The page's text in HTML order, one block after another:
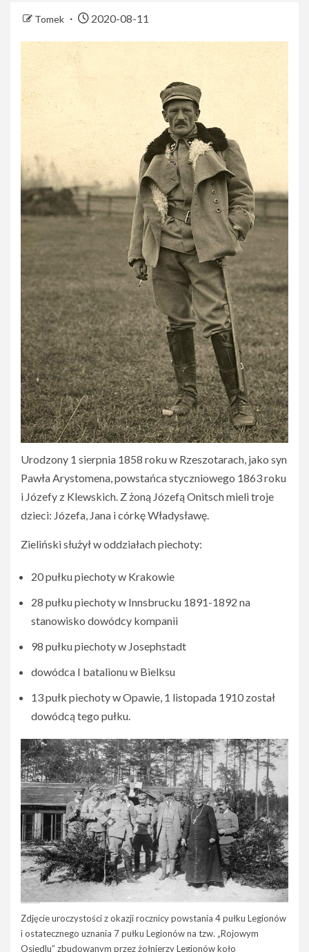
Tomek 2020-08-11
Urodzony 1 sierpnia 1858 roku w Rzeszotarach, jako syn
Pawła Arystomena, powstańca styczniowego 1863 roku
i Józefy z Klewskich. Z żoną Józefą Onitsch mieli troje
dzieci: Józefa, Jana i córkę Władysławę.
Zieliński służył w oddziałach piechoty:
20 pułku piechoty w Krakowie
28 pułku piechoty w Innsbrucku 1891-1892 na
stanowisko dowódcy kompanii
98 pułku piechoty w Josephstadt
dowódca I batalionu w Bielksu
13 pułk piechoty w Opawie, 1 listopada 1910 został
dowódcą tego pułku.
Zdjęcie uroczystości z okazji rocznicy powstania 4 pułku Legionów
i ostatecznego uznania 7 pułku Legionów na tzw. „Rojowym
Osiedlu” zbudowanym przez żołnierzy Legionów koło